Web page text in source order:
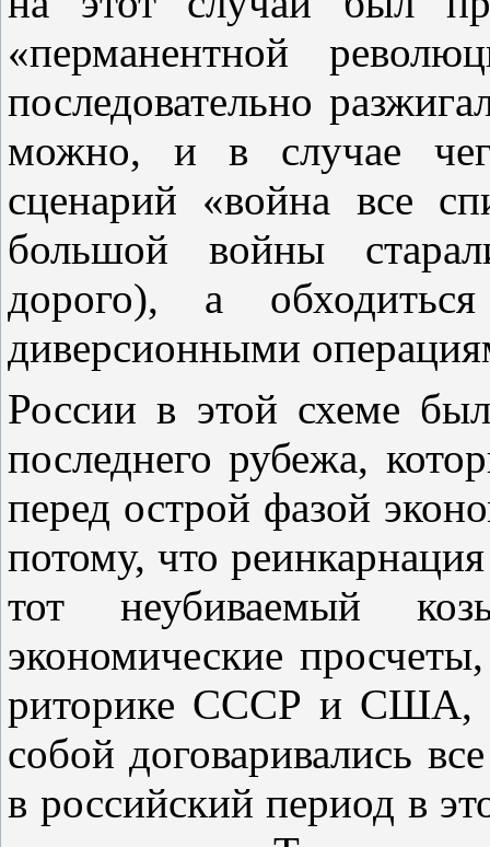
«перманентной
последовательно
можно, и в случае
сценарий «война все
большой войны
дорого), а
диверсионными
России в этой схеме
последнего рубежа,
перед острой фазой
потому, что
тот неубиваемый
экономические
риторике СССР и США,
собой договаривались
в российский период в